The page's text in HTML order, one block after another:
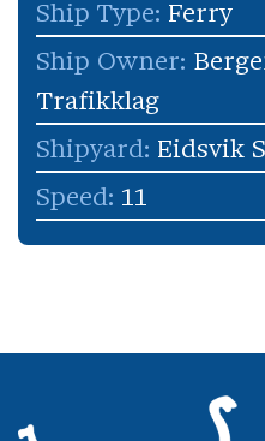
Ship Type: Ferry
Ship Owner:
Trafikklag
Shipyard: Eidsvik
Speed: 11